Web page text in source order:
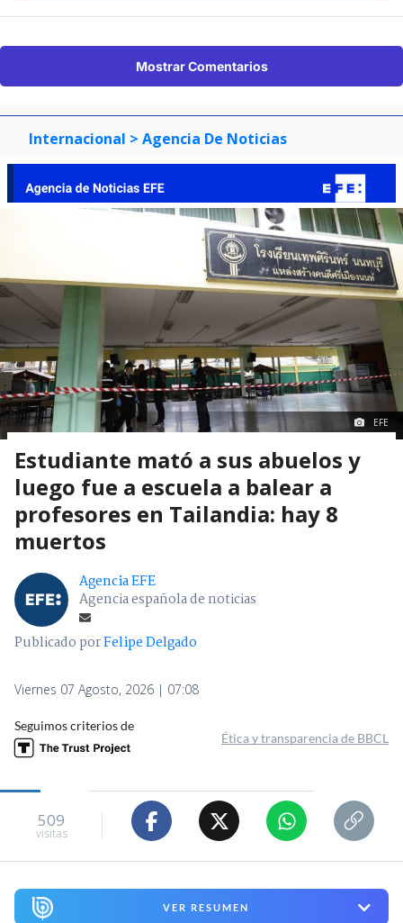
Mostrar Comentarios
Internacional > Agencia De Noticias
EFE
Estudiante mató a sus abuelos y
luego fue a escuela a balear a
profesores en Tailandia: hay 8
muertos
Agencia EFE
Agencia española de noticias
Publicado porFelipe Delgado
Viernes 07 Agosto, 2026 | 07:08
Seguimos criterios de
Ética y transparencia de BBCL
509
visitas
VER RESUMEN